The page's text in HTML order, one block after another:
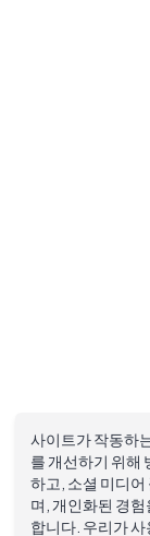
사이트가 작동하
를 개선하기 위해
하고, 소셜 미디
며, 개인화된 경
합니다. 우리가